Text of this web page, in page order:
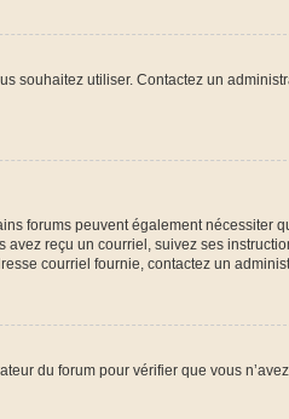
souhaitez utiliser. Contactez un
forums peuvent également nécessiter
avez reçu un courriel, suivez ses
courriel fournie, contactez un
du forum pour vérifier que vous